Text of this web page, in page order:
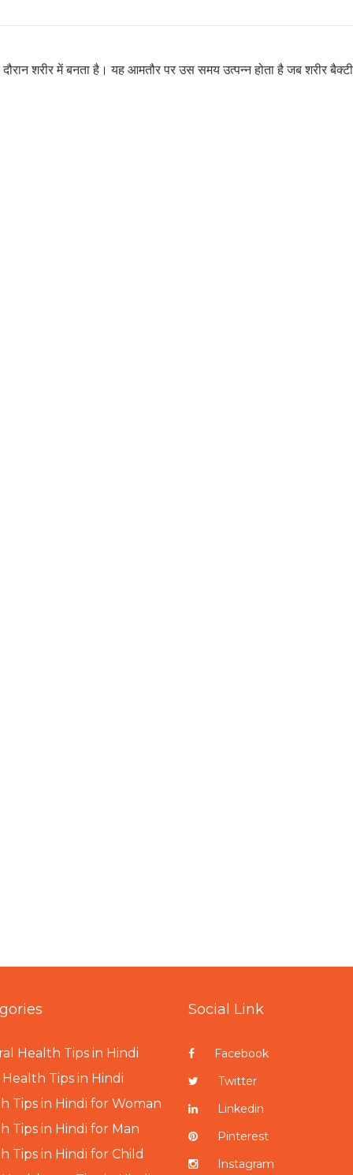
शरीर में बनता है। यह आमतौर पर उस समय उत्पन्न होता है जब शरीर
Health Tips in Hindi
Tips in Hindi
Tips in Hindi for Woman
Tips in Hindi for Man
Tips in Hindi for Child
Social Link
Facebook
Twitter
Linkedin
Pinterest
Instagram